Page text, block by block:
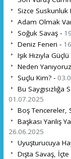
Sizce Suskunluk
Adam Olmak
Soğuk Savaş -
Deniz Feneri -
Işık Hızıyla
Neden
Suçlu Kim? -
Bu
01.07.2025
Boş Tencereler,
Başkası Yanlış
26.06.2025
Uyuşturucuya
Dışta Savaş,